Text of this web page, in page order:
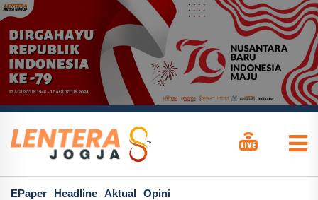
EPaper Headline Aktual Opini